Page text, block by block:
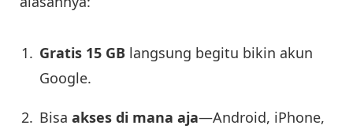
Gratis 15 GB langsung begitu bikin akun
Google.
Bisa akses di mana aja—Android, iPhone,